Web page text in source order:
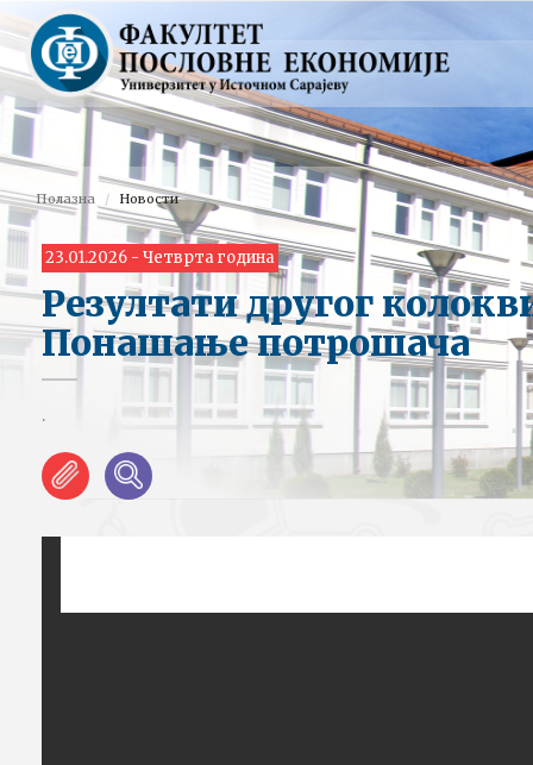
Полазна Новости
23.01.2026 - Четврта година
Резултати другог
Понашање потрошача
.